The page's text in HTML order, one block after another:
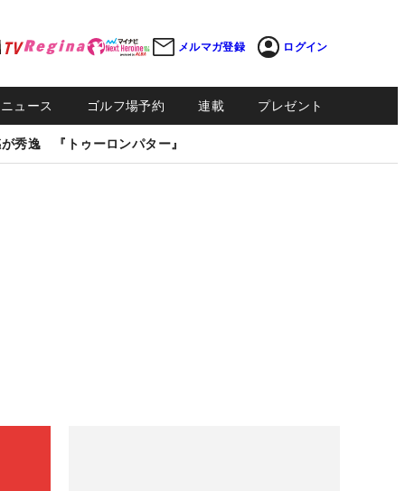
メルマガ登録 ログイン
ュース ゴルフ場予約 連載 プレゼント
秀逸 『トゥーロンパター』